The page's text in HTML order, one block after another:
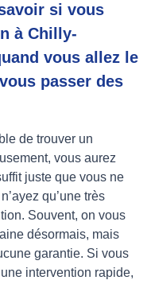
si vous
à Chilly-
vous allez le
passer des
de trouver un
vous aurez
juste que vous ne
qu’une très
Souvent, on vous
désormais, mais
garantie. Si vous
intervention rapide,